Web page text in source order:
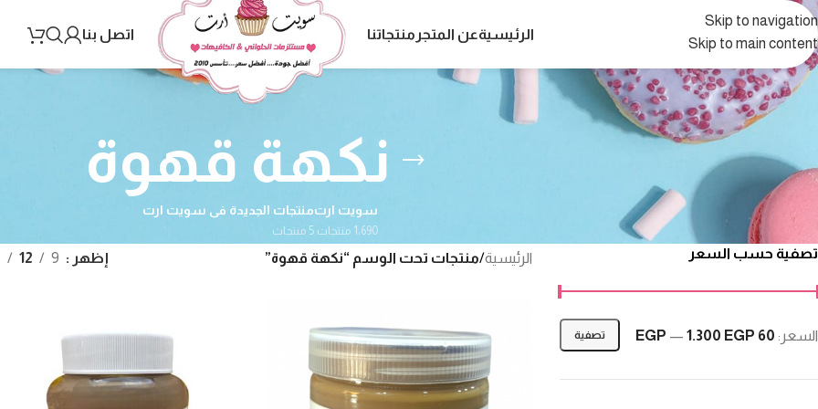
Skip to navigation
Skip to main content
الرئيسيةعن المتجر منتجاتنا اتصل بنا
نكهة قهوة
سويت ارت
1٬690 منتجات
منتجات الجديدة فى سويت ارت
5 منتجات
تصفية حسب السعر
تصفية السعر: 60 EGP
— 1.300 EGP
الرئيسية/منتجات تحت الوسم “نكهة قهوة” إظهر 9
12